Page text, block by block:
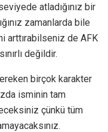
atladığınız bir
zamanlarda bile
arttırabilseniz de AFK
değildir.
birçok karakter
isminin tam
çünkü tüm